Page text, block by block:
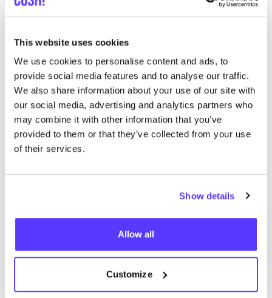
This website uses cookies
We use cookies to personalise content and ads, to
provide social media features and to analyse our traffic.
We also share information about your use of our site with
our social media, advertising and analytics partners who
may combine it with other information that you’ve
provided to them or that they’ve collected from your use
of their services.
Show details
Allow all
Customize
Descubra dónde comprar Beverly